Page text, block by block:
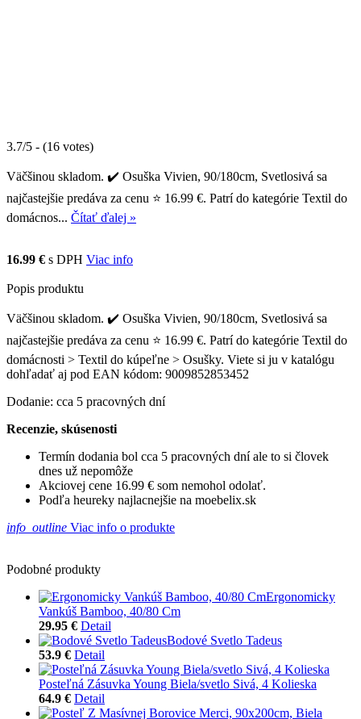
3.7/5 - (16 votes)
Väčšinou skladom. ✔️ Osuška Vivien, 90/180cm, Svetlosivá sa
najčastejšie predáva za cenu ⭐ 16.99 €. Patrí do kategórie Textil do
domácnos... Čítať ďalej »
16.99 € s DPH Viac info
Popis produktu
Väčšinou skladom. ✔️ Osuška Vivien, 90/180cm, Svetlosivá sa
najčastejšie predáva za cenu ⭐ 16.99 €. Patrí do kategórie Textil do
domácnosti > Textil do kúpeľne > Osušky. Viete si ju v katalógu
dohľadať aj pod EAN kódom: 9009852853452
Dodanie: cca 5 pracovných dní
Recenzie, skúsenosti
Termín dodania bol cca 5 pracovných dní ale to si človek
dnes už nepomôže
Akciovej cene 16.99 € som nemohol odolať.
Podľa heureky najlacnejšie na moebelix.sk
info_outline Viac info o produkte
Podobné produkty
Ergonomicky
Vankúš Bamboo, 40/80 Cm
29.95 € Detail
Bodové Svetlo Tadeus
53.9 € Detail
Posteľná Zásuvka Young Biela/svetlo Sivá, 4 Kolieska
64.9 € Detail